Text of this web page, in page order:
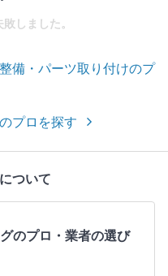
しました。
備・パーツ取り付けのプ
プロを探す
ついて
のプロ・業者の選び